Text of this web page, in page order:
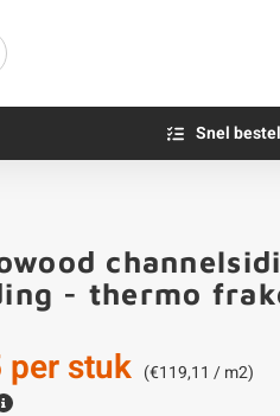
Olie - voor buiten
Impregneer
Olie en lak - voor binnen
Snel
- thermo
per stuk (€119,11 / m2)